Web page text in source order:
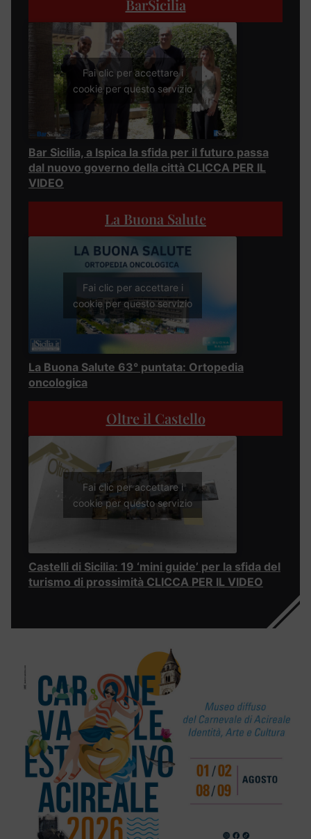
BarSicilia
Fai clic per accettare i
cookie per questo servizio
Bar Sicilia, a Ispica la sfida per il futuro passa
dal nuovo governo della città CLICCA PER IL
VIDEO
La Buona Salute
Fai clic per accettare i
cookie per questo servizio
La Buona Salute 63° puntata: Ortopedia
oncologica
Oltre il Castello
Fai clic per accettare i
cookie per questo servizio
Castelli di Sicilia: 19 ‘mini guide’ per la sfida del
turismo di prossimità CLICCA PER IL VIDEO